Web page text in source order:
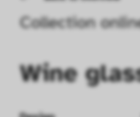
Collection
Wine